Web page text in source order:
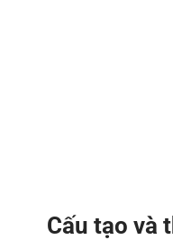
Cấu tạo và